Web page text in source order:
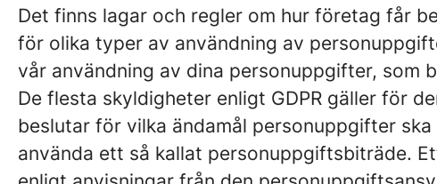
Det finns lagar och regler om hur företag får
för olika typer av användning av
vår användning av dina personuppgifter, som
De flesta skyldigheter enligt GDPR gäller för
beslutar för vilka ändamål personuppgifter
använda ett så kallat personuppgiftsbiträde.